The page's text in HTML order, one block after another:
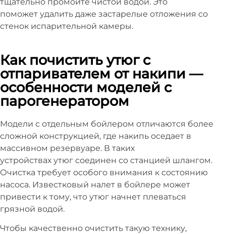
поможет удалить даже застарелые отложения со
стенок испарительной камеры.
Как почистить утюг с
отпаривателем от накипи —
особенности моделей с
парогенератором
Модели с отдельным бойлером отличаются более
сложной конструкцией, где накипь оседает в
массивном резервуаре. В таких
устройствах утюг соединен со станцией шлангом.
Очистка требует особого внимания к состоянию
насоса. Известковый налет в бойлере может
привести к тому, что утюг начнет плеваться
грязной водой.
Чтобы качественно очистить такую технику,